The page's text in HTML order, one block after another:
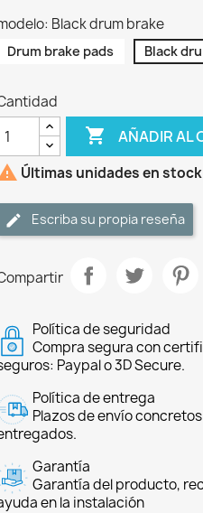
Black drum brake
Drum brake pads Black
 AÑADIR AL
Últimas unidades en stock
Escriba su propia reseña
Política de seguridad
Compra segura con
Paypal o 3D Secure.
Política de entrega
Plazos de envío
Garantía
Garantía del producto,
en la instalación